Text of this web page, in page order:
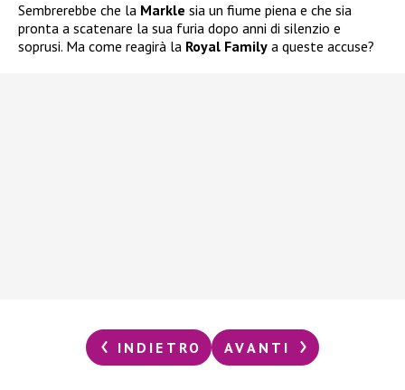
Sembrerebbe che la Markle sia un fiume piena e che sia
pronta a scatenare la sua furia dopo anni di silenzio e
soprusi. Ma come reagirà la Royal Family a queste accuse?
INDIETRO AVANTI